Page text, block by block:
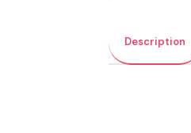
Description